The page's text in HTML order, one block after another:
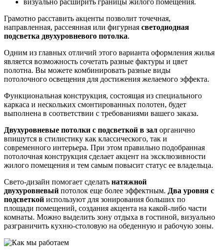
Грамотно расставить акценты позволит точечная,
направленная, рассеянная или фигурная светодиодная
подсветка двухуровневого потолка.
Одним из главных отличий этого варианта оформления жилья
является возможность сочетать разные фактуры и цвет
полотна. Вы можете комбинировать разные виды
потолочного освещения для достижения желаемого эффекта.
Функциональная конструкция, состоящая из специального
каркаса и нескольких смонтированных полотен, будет
выполнена в соответствии с требованиями вашего заказа.
Двухуровневые потолки с подсветкой в зал органично
впишутся в стилистику как классического, так и
современного интерьера. При этом правильно подобранная
потолочная конструкция сделает акцент на эксклюзивности
жилого помещения и тем самым повысит статус ее владельца.
Свето-дизайн помогает сделать натяжной
двухуровневый потолок еще более эффектным. Два уровня с
подсветкой используют для зонирования больших по
площади помещений, создания акцента на какой-либо части
комнаты. Можно выделить зону отдыха в гостиной, визуально
разграничить кухню-столовую на обеденную и рабочую зоны.